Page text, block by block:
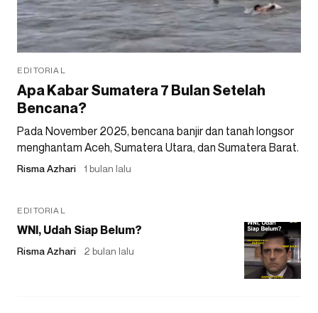
EDITORIAL
Apa Kabar Sumatera 7 Bulan Setelah
Bencana?
Pada November 2025, bencana banjir dan tanah longsor
menghantam Aceh, Sumatera Utara, dan Sumatera Barat.
Risma Azhari 1 bulan lalu
EDITORIAL
WNI, Udah Siap Belum?
Risma Azhari 2 bulan lalu